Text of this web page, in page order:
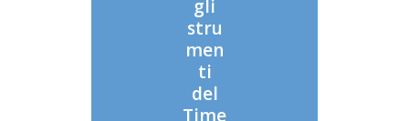
gli
stru
men
ti
del
Time